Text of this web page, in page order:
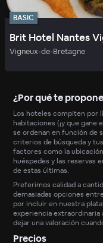
BASIC
Brit Hotel Nantes
Vigneux-de-Bretagne
¿Por qué te
Los hoteles compiten por
habitaciones (¡y que
se ordenan en función de
criterios de búsqueda y
factores como la
huéspedes y las reservas
de estas últimas.
Preferimos calidad a
demasiadas opciones
por incluir en nuestra
experiencia extraordinaria
dejar una valoración
Precios